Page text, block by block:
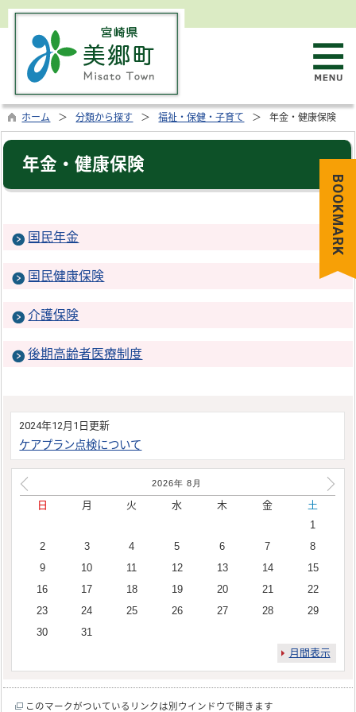
ホーム 分類から探す 福祉・保健・子育て 年金・健康保険
年金・健康保険
国民年金
国民健康保険
介護保険
後期高齢者医療制度
2024年12月1日更新
ケアプラン点検について
2026年 8 月
日 月 火 水 木 金
土
1
2
3 4 5 6 7
8
9
10 11 12 13 14
15
16
17 18 19 20 21
22
23
24 25 26 27 28
29
30
31
月間表示
このマークがついているリンクは別ウインドウで開きます
BOOKMARK